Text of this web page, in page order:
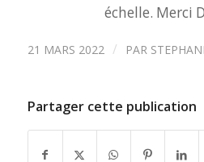
échelle. Merci
21 MARS 2022 / PAR
Partager cette publication